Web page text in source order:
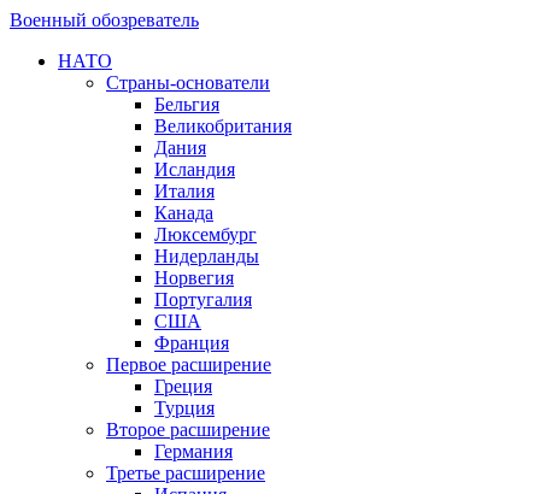
Военный обозреватель
НАТО
Страны-основатели
Бельгия
Великобритания
Дания
Исландия
Италия
Канада
Люксембург
Нидерланды
Норвегия
Португалия
США
Франция
Первое расширение
Греция
Турция
Второе расширение
Германия
Третье расширение